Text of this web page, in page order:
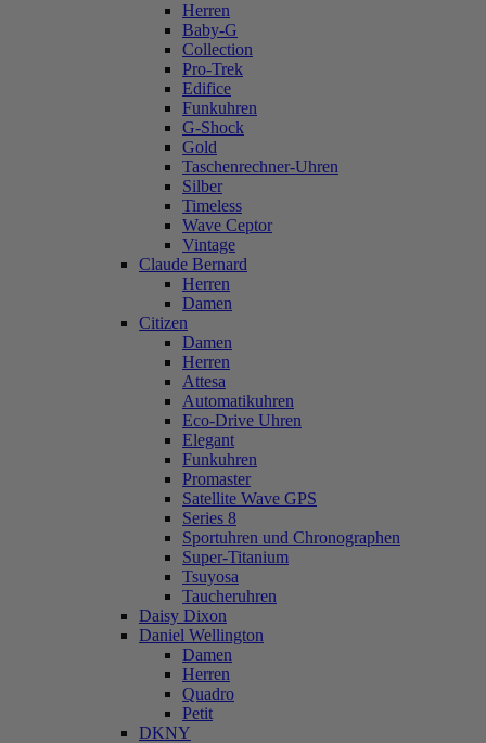
Herren
Baby-G
Collection
Pro-Trek
Edifice
Funkuhren
G-Shock
Gold
Taschenrechner-Uhren
Silber
Timeless
Wave Ceptor
Vintage
Claude Bernard
Herren
Damen
Citizen
Damen
Herren
Attesa
Automatikuhren
Eco-Drive Uhren
Elegant
Funkuhren
Promaster
Satellite Wave GPS
Series 8
Sportuhren und Chronographen
Super-Titanium
Tsuyosa
Taucheruhren
Daisy Dixon
Daniel Wellington
Damen
Herren
Quadro
Petit
DKNY